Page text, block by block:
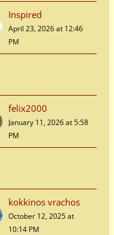
Inspired
April 23, 2026 at 12:46
PM
felix2000
January 11, 2026 at 5:58
PM
kokkinos vrachos
October 12, 2025 at
10:14 PM